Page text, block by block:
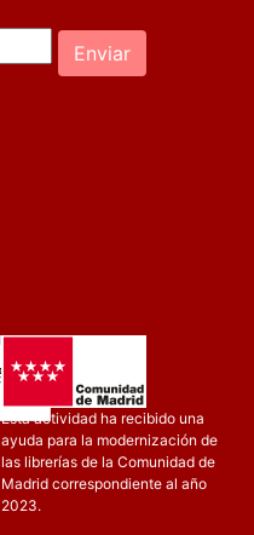
Enviar
Esta actividad ha recibido una
ayuda para la modernización de
las librerías de la Comunidad de
Madrid correspondiente al año
2023.